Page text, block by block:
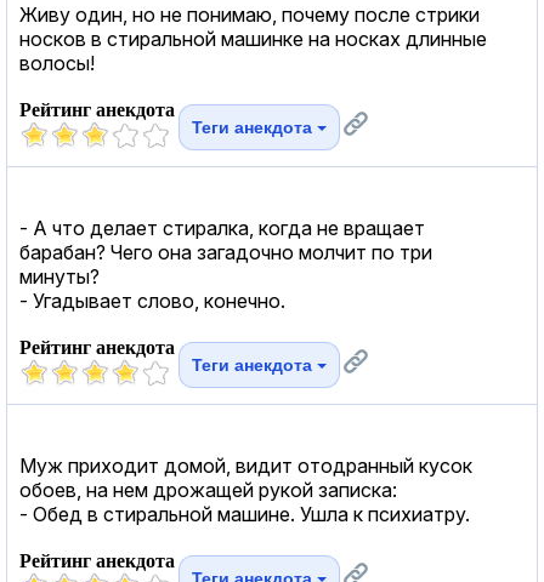
Живу один, но не понимаю, почему после стрики
носков в стиральной машинке на носках длинные
волосы!
Рейтинг анекдота
Теги анекдота
- А что делает стиралка, когда не вращает
барабан? Чего она загадочно молчит по три
минуты?
- Угадывает слово, конечно.
Рейтинг анекдота
Теги анекдота
Муж приходит домой, видит отодранный кусок
обоев, на нем дрожащей рукой записка:
- Обед в стиральной машине. Ушла к психиатру.
Рейтинг анекдота